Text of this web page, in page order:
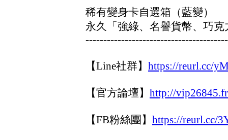
稀有變身卡自選箱（藍變）
永久「強綠、名譽貨幣、巧克
【Line社群】 https://reurl.cc/
【官方論壇】 http://
【FB粉絲團】 https://reurl.cc/